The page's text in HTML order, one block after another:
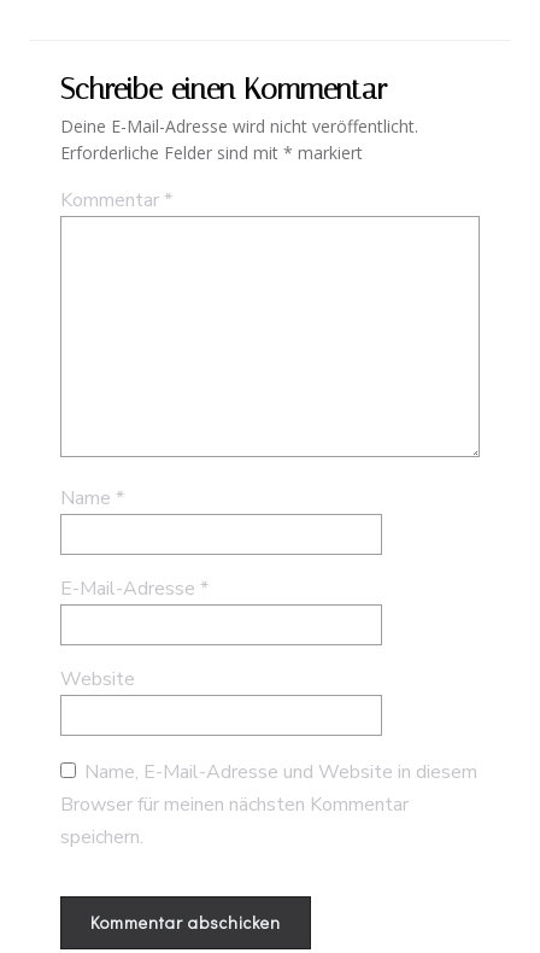
Schreibe einen Kommentar
Deine E-Mail-Adresse wird nicht veröffentlicht.
Erforderliche Felder sind mit * markiert
Kommentar*
Name *
E-Mail-Adresse *
Website
Name, E-Mail-Adresse und Website in diesem
Browser für meinen nächsten Kommentar
speichern.